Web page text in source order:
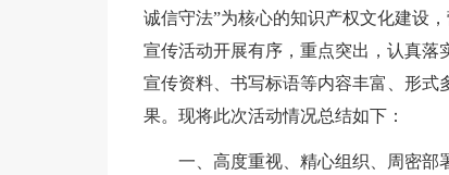
诚信守法”为核心的知识产权文化建设
宣传活动开展有序，重点突出，认真落
宣传资料、书写标语等内容丰富、形式
果。现将此次活动情况总结如下：
一、高度重视、精心组织、周密部